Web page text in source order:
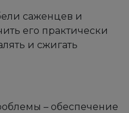
саженцев и
его практически
и сжигать
– обеспечение